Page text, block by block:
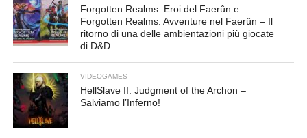
Forgotten Realms: Eroi del Faerûn e
Forgotten Realms: Avventure nel Faerûn – Il
ritorno di una delle ambientazioni più giocate
di D&D
VIDEOGAMES
HellSlave II: Judgment of the Archon –
Salviamo l’Inferno!